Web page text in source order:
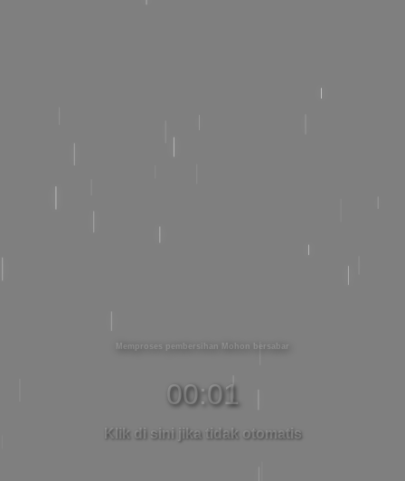
Memproses pembersihan Mohon bersabar
00:01
Klik di sini jika tidak otomatis